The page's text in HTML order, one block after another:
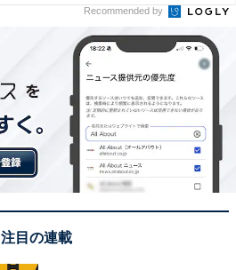
Recommended by
注目の連載